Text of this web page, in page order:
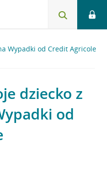
Wypadki od Credit Agricole
dziecko z
od